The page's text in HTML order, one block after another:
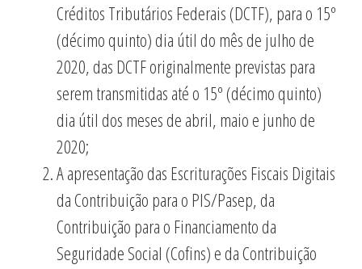
Créditos Tributários Federais (DCTF), para o 15º
(décimo quinto) dia útil do mês de julho de
2020, das DCTF originalmente previstas para
serem transmitidas até o 15º (décimo quinto)
dia útil dos meses de abril, maio e junho de
2020;
A apresentação das Escriturações Fiscais Digitais
da Contribuição para o PIS/Pasep, da
Contribuição para o Financiamento da
Seguridade Social (Cofins) e da Contribuição